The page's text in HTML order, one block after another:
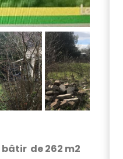
bâtir de 262 m2